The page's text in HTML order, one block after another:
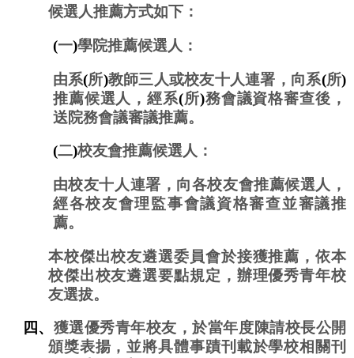
候選人推薦方式如下：
(一)學院推薦候選人：
由系(所)教師三人或校友十人連署，向系(所)
推薦候選人，經系(所)務會議資格審查後，
送院務會議審議推薦。
(二)校友會推薦候選人：
由校友十人連署，向各校友會推薦候選人，
經各校友會理監事會議資格審查並審議推
薦。
本校傑出校友遴選委員會於接獲推薦，依本
校傑出校友遴選要點規定，辦理優秀青年校
友選拔。
四、 獲選優秀青年校友，於當年度陳請校長公開
頒獎表揚，並將具體事蹟刊載於學校相關刊